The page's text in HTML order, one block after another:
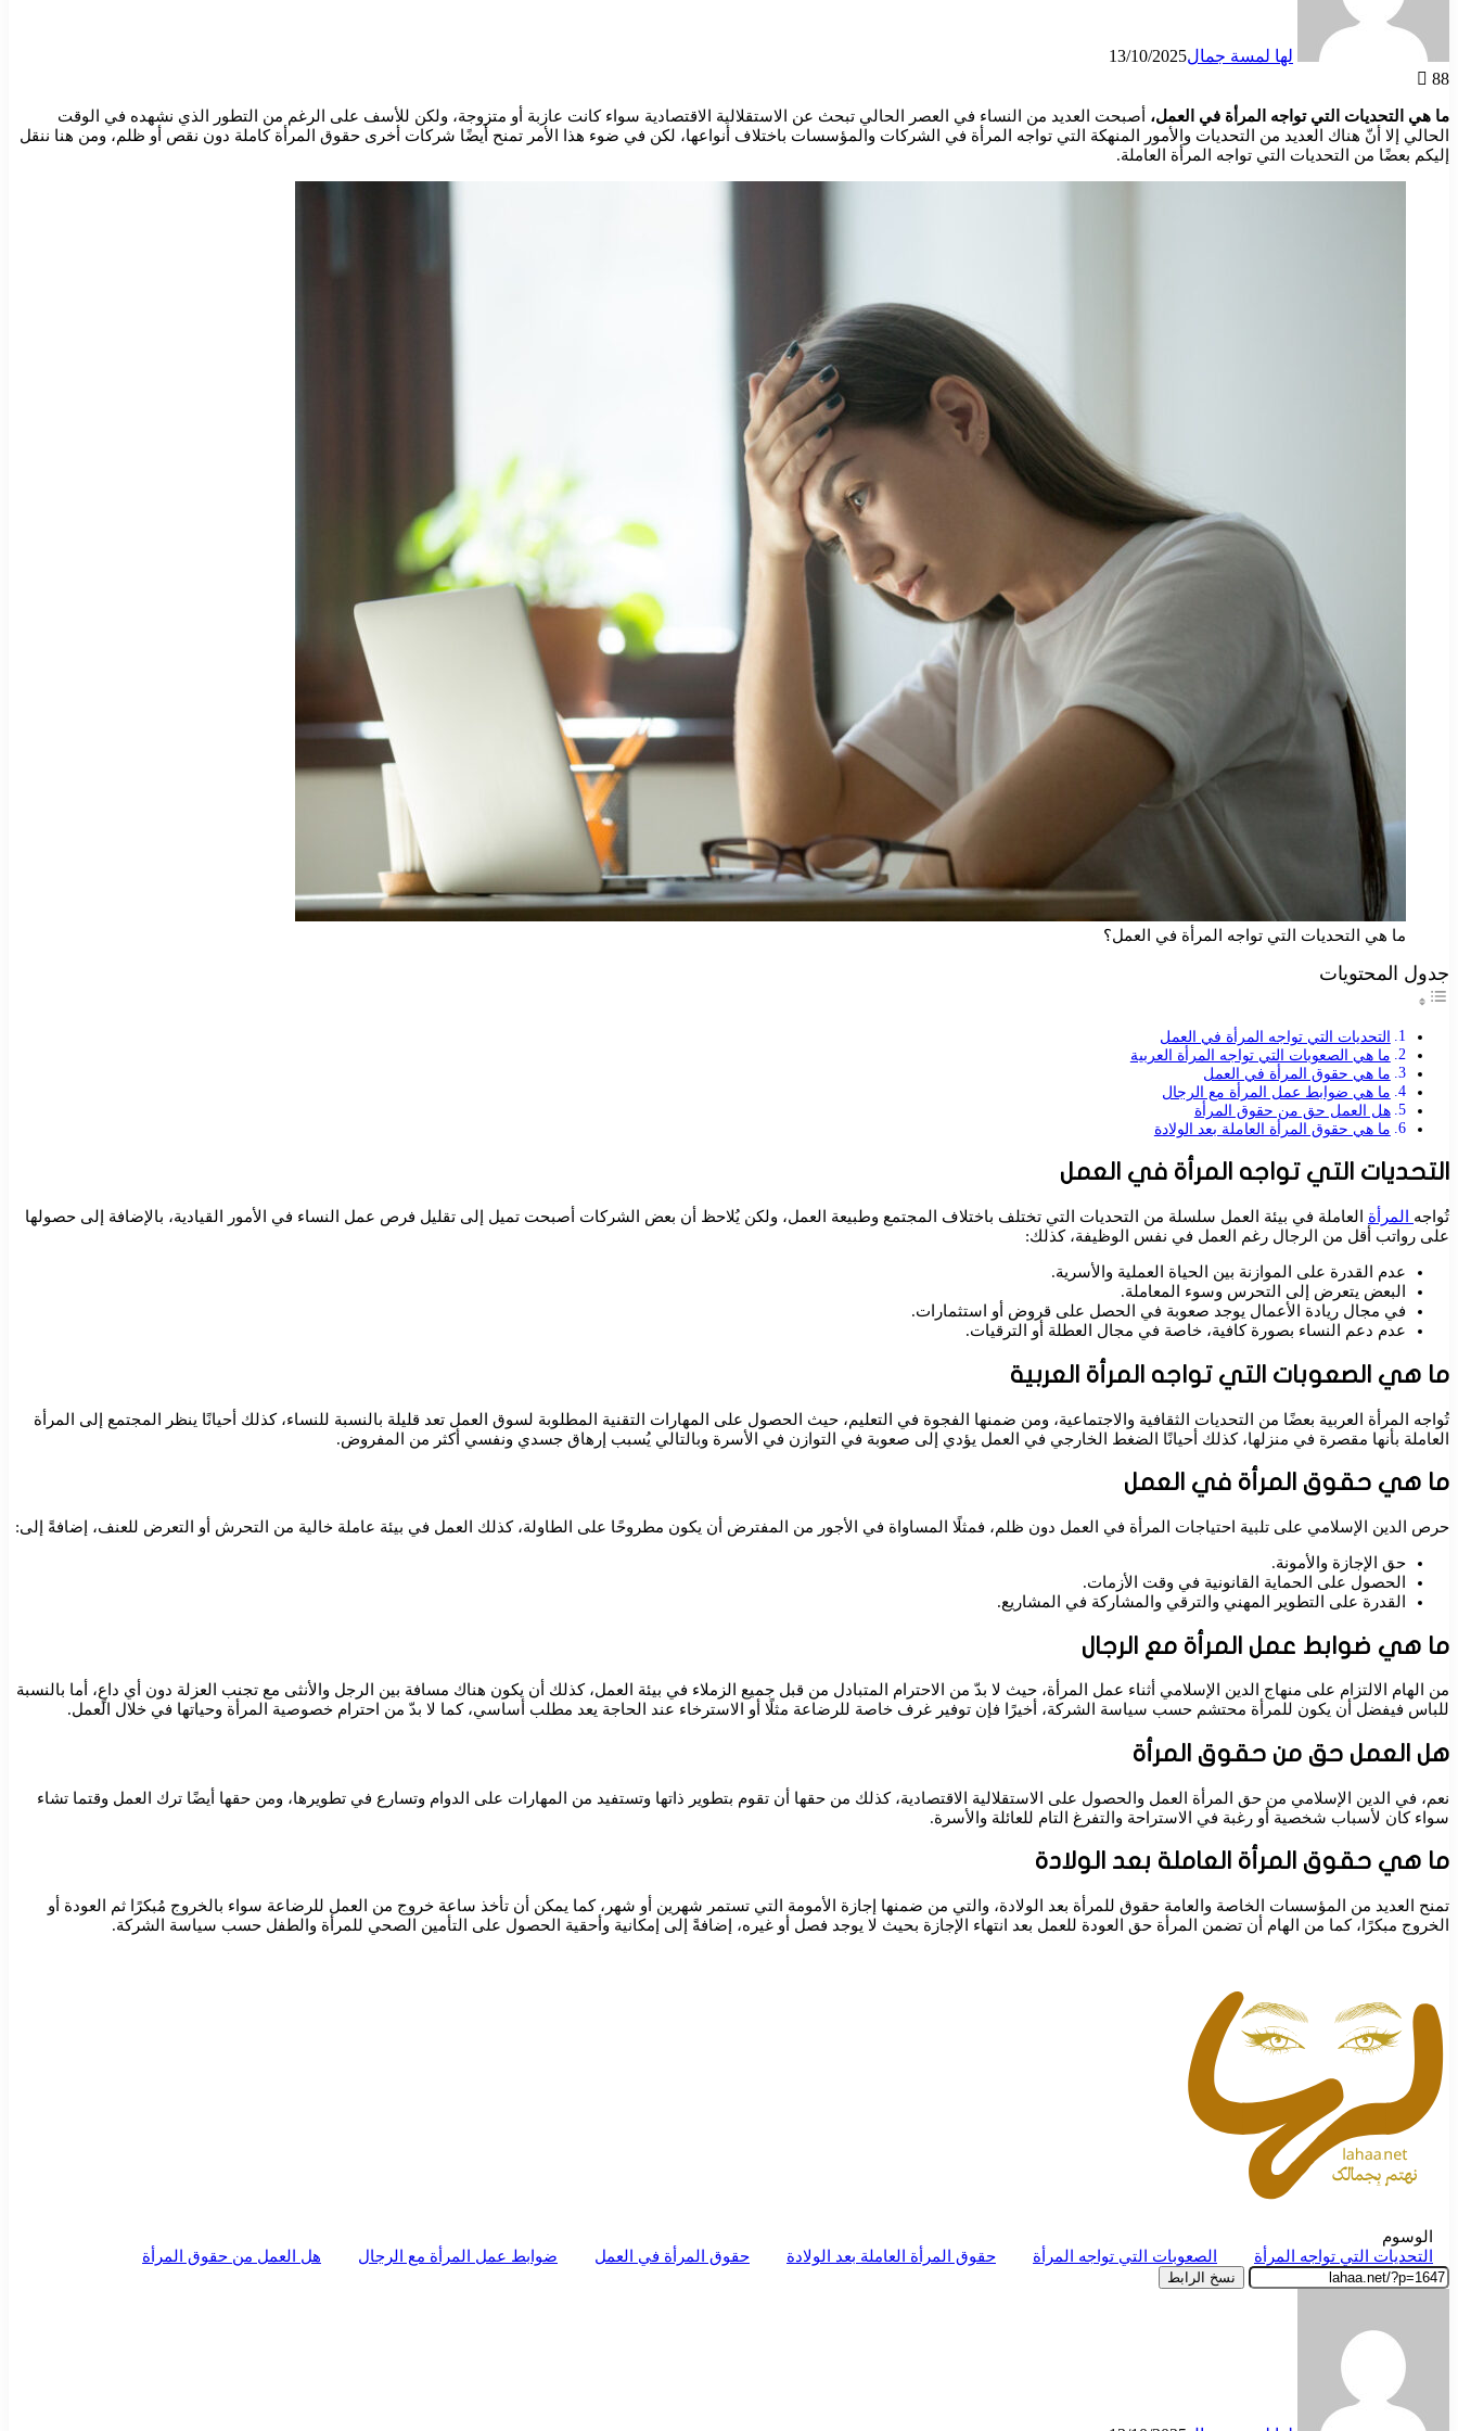
لها لمسة جمال13/10/2025
88
ما هي التحديات التي تواجه المرأة في العمل، أصبحت العديد من النساء في العصر الحالي تبحث عن الاستقلالية الاقتصادية سواء كانت عازبة أو متزوجة، ولكن للأسف على الرغم من التطور الذي نشهده في الوقت
الحالي إلا أنّ هناك العديد من التحديات والأمور المنهكة التي تواجه المرأة في الشركات والمؤسسات باختلاف أنواعها، لكن في ضوء هذا الأمر تمنح أيضًا شركات أخرى حقوق المرأة كاملة دون نقص أو ظلم، ومن هنا ننقل
إليكم بعضًا من التحديات التي تواجه المرأة العاملة.
ما هي التحديات التي تواجه المرأة في العمل؟
جدول المحتويات
التحديات التي تواجه المرأة في العمل
ما هي الصعوبات التي تواجه المرأة العربية
ما هي حقوق المرأة في العمل
ما هي ضوابط عمل المرأة مع الرجال
هل العمل حق من حقوق المرأة
ما هي حقوق المرأة العاملة بعد الولادة
التحديات التي تواجه المرأة في العمل
تُواجه المرأة العاملة في بيئة العمل سلسلة من التحديات التي تختلف باختلاف المجتمع وطبيعة العمل، ولكن يُلاحظ أن بعض الشركات أصبحت تميل إلى تقليل فرص عمل النساء في الأمور القيادية، بالإضافة إلى حصولها
على رواتب أقل من الرجال رغم العمل في نفس الوظيفة، كذلك:
عدم القدرة على الموازنة بين الحياة العملية والأسرية.
البعض يتعرض إلى التحرس وسوء المعاملة.
في مجال ريادة الأعمال يوجد صعوبة في الحصل على قروض أو استثمارات.
عدم دعم النساء بصورة كافية، خاصة في مجال العطلة أو الترقيات.
ما هي الصعوبات التي تواجه المرأة العربية
تُواجه المرأة العربية بعضًا من التحديات الثقافية والاجتماعية، ومن ضمنها الفجوة في التعليم، حيث الحصول على المهارات التقنية المطلوبة لسوق العمل تعد قليلة بالنسبة للنساء، كذلك أحيانًا ينظر المجتمع إلى المرأة
العاملة بأنها مقصرة في منزلها، كذلك أحيانًا الضغط الخارجي في العمل يؤدي إلى صعوبة في التوازن في الأسرة وبالتالي يُسبب إرهاق جسدي ونفسي أكثر من المفروض.
ما هي حقوق المرأة في العمل
حرص الدين الإسلامي على تلبية احتياجات المرأة في العمل دون ظلم، فمثلًا المساواة في الأجور من المفترض أن يكون مطروحًا على الطاولة، كذلك العمل في بيئة عاملة خالية من التحرش أو التعرض للعنف، إضافةً إلى:
حق الإجازة والأمونة.
الحصول على الحماية القانونية في وقت الأزمات.
القدرة على التطوير المهني والترقي والمشاركة في المشاريع.
ما هي ضوابط عمل المرأة مع الرجال
من الهام الالتزام على منهاج الدين الإسلامي أثناء عمل المرأة، حيث لا بدّ من الاحترام المتبادل من قبل جميع الزملاء في بيئة العمل، كذلك أن يكون هناك مسافة بين الرجل والأنثى مع تجنب العزلة دون أي داعٍ، أما بالنسبة
للباس فيفضل أن يكون للمرأة محتشم حسب سياسة الشركة، أخيرًا فإن توفير غرف خاصة للرضاعة مثلًا أو الاسترخاء عند الحاجة يعد مطلب أساسي، كما لا بدّ من احترام خصوصية المرأة وحياتها في خلال العمل.
هل العمل حق من حقوق المرأة
نعم، في الدين الإسلامي من حق المرأة العمل والحصول على الاستقلالية الاقتصادية، كذلك من حقها أن تقوم بتطوير ذاتها وتستفيد من المهارات على الدوام وتسارع في تطويرها، ومن حقها أيضًا ترك العمل وقتما تشاء
سواء كان لأسباب شخصية أو رغبة في الاستراحة والتفرغ التام للعائلة والأسرة.
ما هي حقوق المرأة العاملة بعد الولادة
تمنح العديد من المؤسسات الخاصة والعامة حقوق للمرأة بعد الولادة، والتي من ضمنها إجازة الأمومة التي تستمر شهرين أو شهر، كما يمكن أن تأخذ ساعة خروج من العمل للرضاعة سواء بالخروج مُبكرًا ثم العودة أو
الخروج مبكرًا، كما من الهام أن تضمن المرأة حق العودة للعمل بعد انتهاء الإجازة بحيث لا يوجد فصل أو غيره، إضافةً إلى إمكانية وأحقية الحصول على التأمين الصحي للمرأة والطفل حسب سياسة الشركة.
الوسوم
التحديات التي تواجه المرأة
الصعوبات التي تواجه المرأة حقوق المرأة العاملة بعد الولادة حقوق المرأة في العمل ضوابط عمل المرأة مع الرجال هل العمل من حقوق المرأة
نسخ الرابط